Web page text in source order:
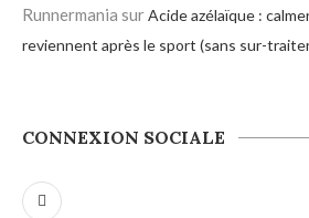
Runnermania surAcide azélaïque :
reviennent après le sport (sans sur-
CONNEXION SOCIALE